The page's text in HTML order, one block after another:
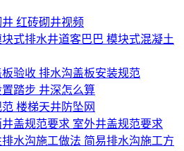
红砖砌井视频
式排水井道客巴巴 模块式混凝土
验收 排水沟盖板安装规范
踏步 井深怎么算
楼梯天井防坠网
盖规范要求 室外井盖规范要求
水沟施工做法 简易排水沟施工方